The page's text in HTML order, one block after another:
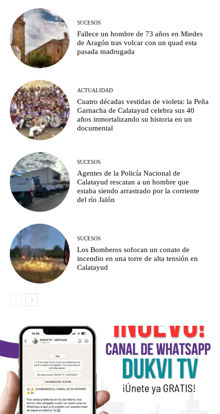
SUCESOS
Fallece un hombre de 73 años en Miedes
de Aragón tras volcar con un quad esta
pasada madrugada
ACTUALIDAD
Cuatro décadas vestidas de violeta: la Peña
Garnacha de Calatayud celebra sus 40
años inmortalizando su historia en un
documental
SUCESOS
Agentes de la Policía Nacional de
Calatayud rescatan a un hombre que
estaba siendo arrastrado por la corriente
del río Jalón
SUCESOS
Los Bomberos sofocan un conato de
incendio en una torre de alta tensión en
Calatayud